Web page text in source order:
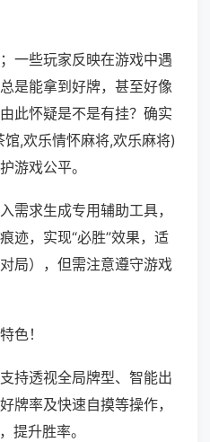
一些玩家反映在游戏中遇
是能拿到好牌，甚至好像
此怀疑是不是有挂？确实
,欢乐情怀麻将,欢乐麻将)
游戏公平。
需求生成专用辅助工具，
迹，实现“必胜”效果，适
局），但需注意遵守游戏
色！
持透视全局牌型、智能出
牌率及快速自摸等操作，
提升胜率。